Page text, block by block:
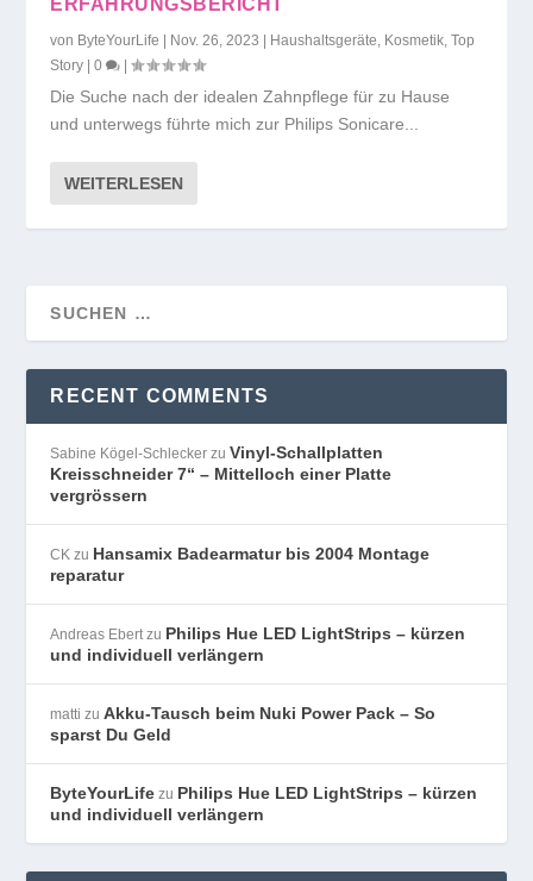
von ByteYourLife | Nov. 26, 2023 | Haushaltsgeräte Kosmetik ,Top
Story |0 |
Die Suche nach der idealen Zahnpflege für zu Hause
und unterwegs führte mich zur Philips Sonicare...
WEITERLESEN
RECENT COMMENTS
Sabine Kögel-Schlecker zuVinyl-Schallplatten
Kreisschneider 7“ – Mittelloch einer Platte
vergrössern
CK zu Hansamix Badearmatur bis 2004 Montage
reparatur
Andreas Ebert zu Philips Hue LED LightStrips – kürzen
und individuell verlängern
matti zuAkku-Tausch beim Nuki Power Pack – So
sparst Du Geld
ByteYourLife zu Philips Hue LED LightStrips – kürzen
und individuell verlängern